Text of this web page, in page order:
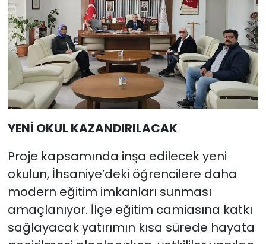
YENİ OKUL KAZANDIRILACAK
Proje kapsamında inşa edilecek yeni
okulun, İhsaniye’deki öğrencilere daha
modern eğitim imkanları sunması
amaçlanıyor. İlçe eğitim camiasına katkı
sağlayacak yatırımın kısa sürede hayata